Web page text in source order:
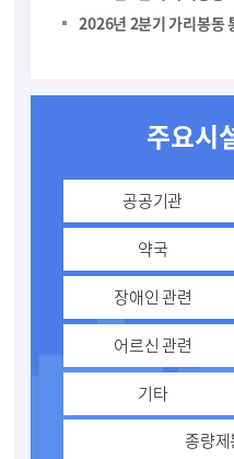
2026년 2분기 가리봉동
주요시
공공기관
약국
장애인 관련
어르신 관련
기타
종량